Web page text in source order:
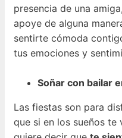
presencia de una
apoye de alguna
sentirte cómoda
tus emociones y
Soñar con bailar
Las fiestas son para
que si en los sueños te